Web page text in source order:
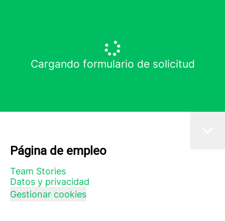
Cargando formulario de solicitud
Página de empleo
Team Stories
Datos y privacidad
Gestionar cookies